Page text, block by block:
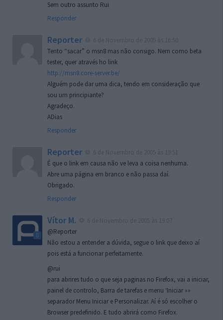
Sem outro assunto Rui
Responder
Reporter
Tento “sacar” o msn8 mas não consigo. Nem como beta
tester, quer através ho link
http://msn8.core-server.be/
Alguém pode dar uma dica, tendo em consideração que
sou um principiante?
Agradeço.
ADias
Responder
Reporter
É que o link em causa não ve leva a coisa nenhuma.
Abre uma página em branco e não passa daí.
Obrigado.
Responder
Vítor M.
@Reporter
Não estou a entender a dúvida, segue o link que deixo aí
pois está a funcionar perfeitamente.
@rui
para abrires tudo o que seja paginas no Firefox, vai a iniciar,
painel de controlo, Barra de tarefas e menu ‘Iniciar »»
separador Menu Iniciar e Personalizar. Aí é só escolher o
Browser predefinido. E tudo abrirá como Firefox.